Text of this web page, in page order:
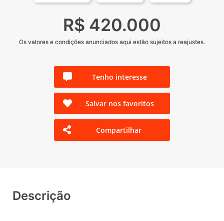
R$ 420.000
Os valores e condições anunciados aqui estão sujeitos a reajustes.
Tenho interesse
Salvar nos favoritos
Compartilhar
Descrição